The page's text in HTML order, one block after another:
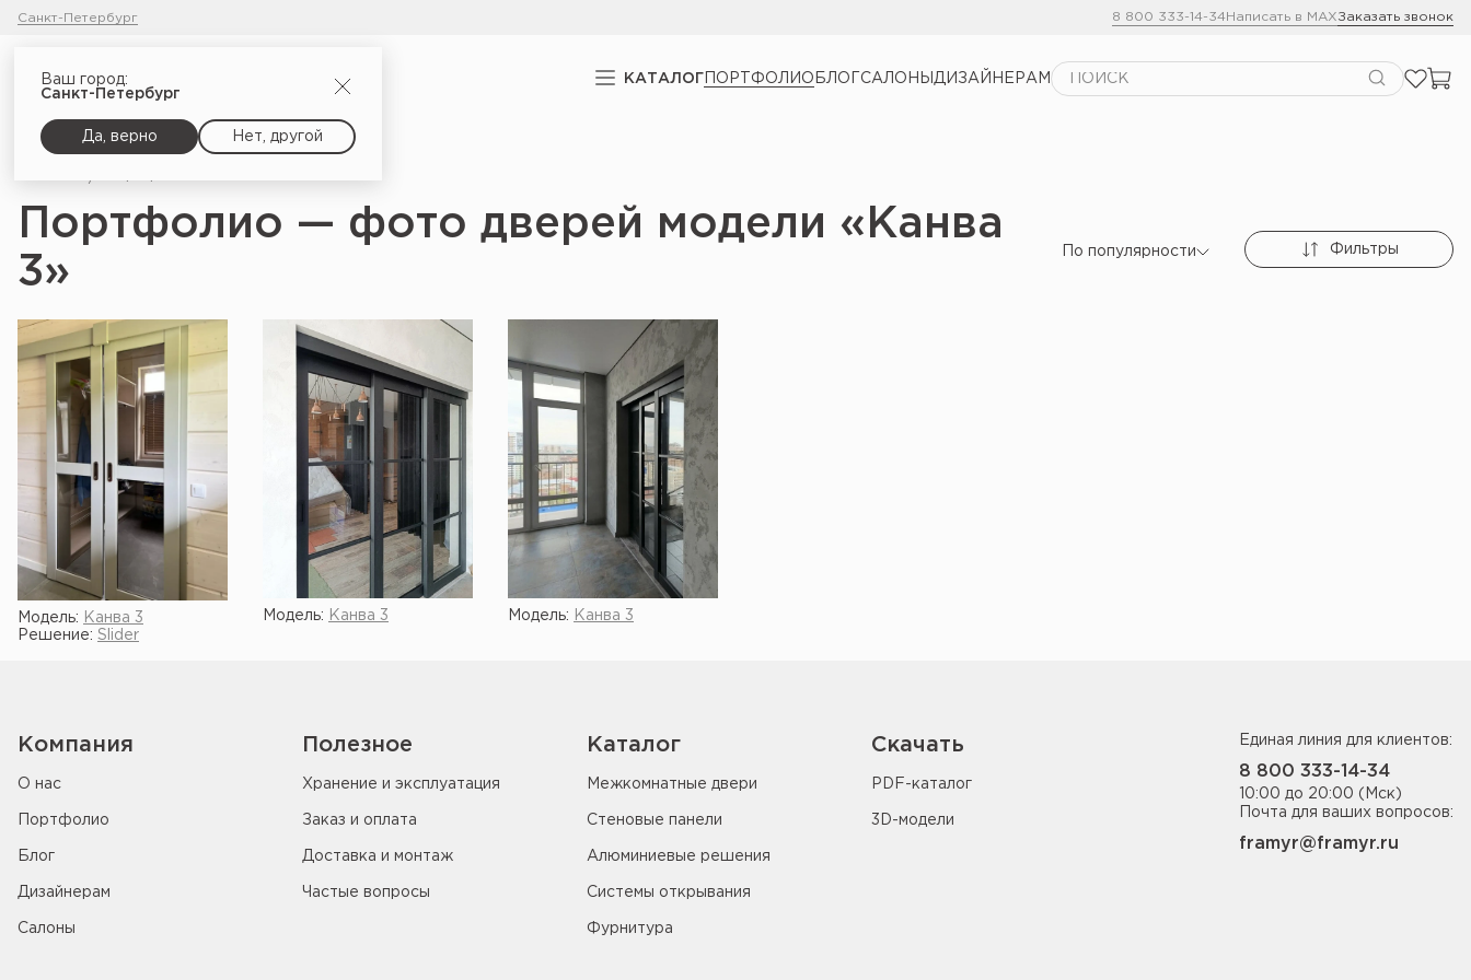
Санкт-Петербург 8 800 333-14-34Написать в MAXЗаказать звонок
КАТАЛОГ ПОРТФОЛИО БЛОГСАЛОНЫ ДИЗАЙНЕРАМ
Ваш город:
Санкт-Петербург
Да, верно Нет, другой
Портфолио — фото дверей модели «Канва
3»
По популярности Фильтры
Модель:
Канва 3
Решение: Slider
Модель: Канва 3 Модель: Канва 3
Компания
О нас
Портфолио
Блог
Дизайнерам
Салоны
Полезное
Хранение и эксплуатация
Заказ и оплата
Доставка и монтаж
Частые вопросы
Каталог
Межкомнатные двери
Стеновые панели
Алюминиевые решения
Системы открывания
Фурнитура
Скачать
PDF-каталог
3D-модели
Единая линия для клиентов:
8 800 333-14-34
10:00 до 20:00 (Мск)
Почта для ваших вопросов:
framyr@framyr.ru